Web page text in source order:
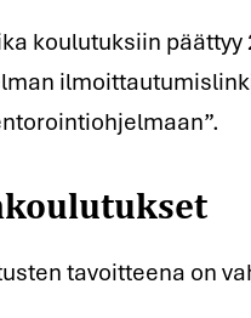
koulutuksiin
tavoitteena on